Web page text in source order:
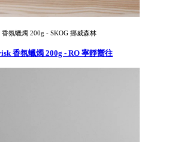
香氛蠟燭 200g - SKOG 挪威森林
香氛蠟燭 200g - RO 寧靜嚮往